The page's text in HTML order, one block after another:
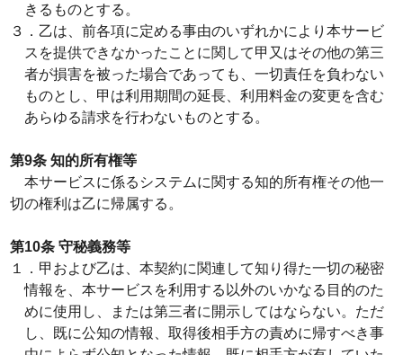
きるものとする。
３．乙は、前各項に定める事由のいずれかにより本サービ
スを提供できなかったことに関して甲又はその他の第三
者が損害を被った場合であっても、一切責任を負わない
ものとし、甲は利用期間の延長、利用料金の変更を含む
あらゆる請求を行わないものとする。
第9条 知的所有権等
本サービスに係るシステムに関する知的所有権その他一
切の権利は乙に帰属する。
第10条 守秘義務等
１．甲および乙は、本契約に関連して知り得た一切の秘密
情報を、本サービスを利用する以外のいかなる目的のた
めに使用し、または第三者に開示してはならない。ただ
し、既に公知の情報、取得後相手方の責めに帰すべき事